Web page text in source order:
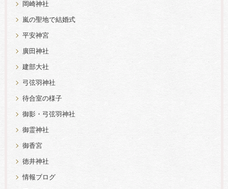
岡崎神社
嵐の聖地で結婚式
平安神宮
廣田神社
建部大社
弓弦羽神社
待合室の様子
御影・弓弦羽神社
御霊神社
御香宮
徳井神社
情報ブログ